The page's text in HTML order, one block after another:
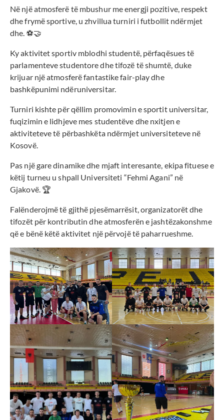
Në një atmosferë të mbushur me energji pozitive, respekt
dhe frymë sportive, u zhvillua turniri i futbollit ndërmjet
dhe. ⚽🤝
Ky aktivitet sportiv mblodhi studentë, përfaqësues të
parlamenteve studentore dhe tifozë të shumtë, duke
krijuar një atmosferë fantastike fair-play dhe
bashkëpunimi ndëruniversitar.
Turniri kishte për qëllim promovimin e sportit universitar,
fuqizimin e lidhjeve mes studentëve dhe nxitjen e
aktiviteteve të përbashkëta ndërmjet universiteteve në
Kosovë.
Pas një gare dinamike dhe mjaft interesante, ekipa fituese e
këtij turneu u shpall Universiteti “Fehmi Agani” në
Gjakovë. 🏆
Falënderojmë të gjithë pjesëmarrësit, organizatorët dhe
tifozët për kontributin dhe atmosferën e jashtëzakonshme
që e bënë këtë aktivitet një përvojë të paharrueshme.